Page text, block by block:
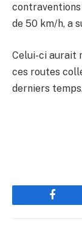
de 50 km/h, a
Celui-ci aurait
ces routes
derniers